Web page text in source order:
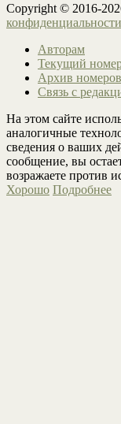
Copyright © 2016-
конфиденциальности
Авторам
Текущий
Архив номеров
Связь с
На этом сайте
аналогичные
сведения о ваших
сообщение, вы
возражаете против
Хорошо Подробнее